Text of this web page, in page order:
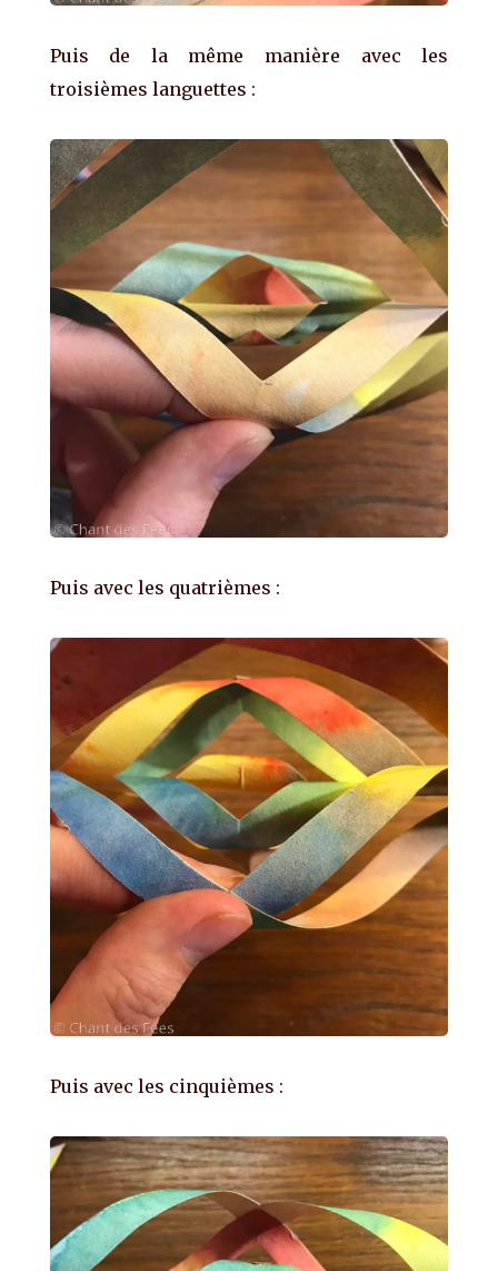
Puis de la même manière avec les
troisièmes languettes :
Puis avec les quatrièmes :
Puis avec les cinquièmes :